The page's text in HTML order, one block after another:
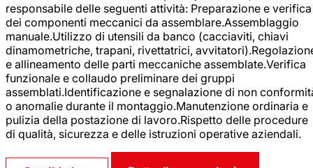
responsabile delle seguenti attività: Preparazione e verifica
dei componenti meccanici da assemblare.Assemblaggio
manuale.Utilizzo di utensili da banco (cacciaviti, chiavi
dinamometriche, trapani, rivettatrici,
e allineamento delle parti meccaniche assemblate.Verifica
funzionale e collaudo preliminare dei gruppi
assemblati.Identificazione e segnalazione di non
o anomalie durante il montaggio.Manutenzione ordinaria e
pulizia della postazione di lavoro.Rispetto delle procedure
di qualità, sicurezza e delle istruzioni operative aziendali.